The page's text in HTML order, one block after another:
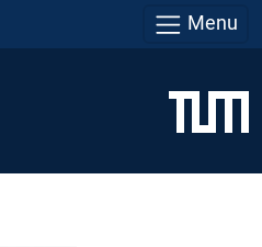
Menu